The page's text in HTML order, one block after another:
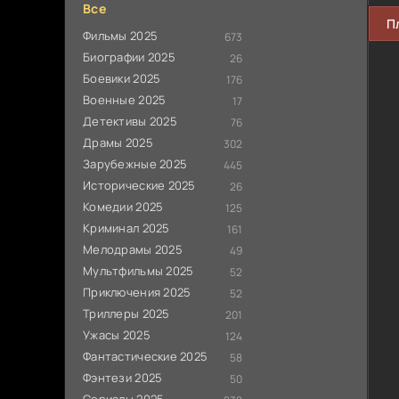
Все
Фильмы 2025 673
Биографии 2025 26
Боевики 2025 176
Военные 2025 17
Детективы 2025 76
Драмы 2025 302
Зарубежные 2025 445
Исторические 2025 26
Комедии 2025 125
Криминал 2025 161
Мелодрамы 2025 49
Мультфильмы 2025 52
Приключения 2025 52
Триллеры 2025 201
Ужасы 2025 124
Фантастические 2025 58
Фэнтези 2025 50